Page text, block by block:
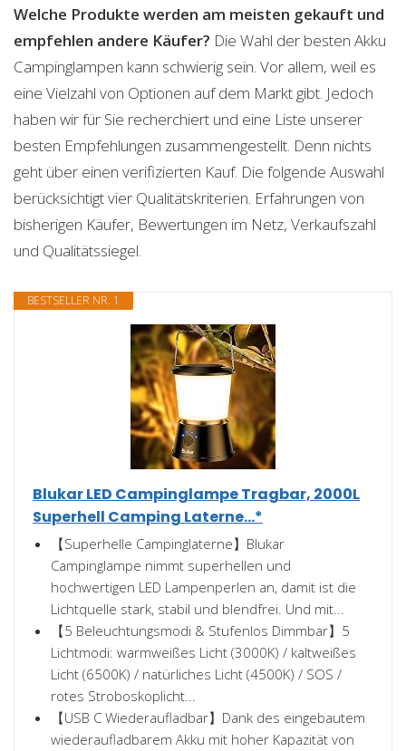
Welche Produkte werden am meisten gekauft und
empfehlen andere Käufer? Die Wahl der besten Akku
Campinglampen kann schwierig sein. Vor allem, weil es
eine Vielzahl von Optionen auf dem Markt gibt. Jedoch
haben wir für Sie recherchiert und eine Liste unserer
besten Empfehlungen zusammengestellt. Denn nichts
geht über einen verifizierten Kauf. Die folgende Auswahl
berücksichtigt vier Qualitätskriterien. Erfahrungen von
bisherigen Käufer, Bewertungen im Netz, Verkaufszahl
und Qualitätssiegel.
BESTSELLER NR. 1
Blukar LED Campinglampe Tragbar, 2000L
Superhell Camping Laterne...*
【Superhelle Campinglaterne】Blukar
Campinglampe nimmt superhellen und
hochwertigen LED Lampenperlen an, damit ist die
Lichtquelle stark, stabil und blendfrei. Und mit...
【5 Beleuchtungsmodi & Stufenlos Dimmbar】5
Lichtmodi: warmweißes Licht (3000K) / kaltweißes
Licht (6500K) / natürliches Licht (4500K) / SOS /
rotes Stroboskoplicht...
【USB C Wiederaufladbar】Dank des eingebautem
wiederaufladbarem Akku mit hoher Kapazität von